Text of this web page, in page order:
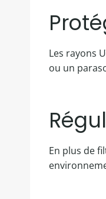
Les rayons
ou un
En plus de